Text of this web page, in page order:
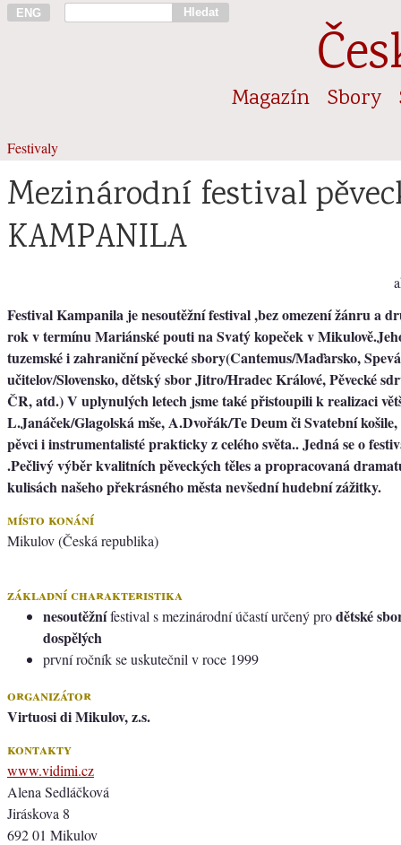
ENG Hledat
Magazín Sbory
Festivaly
Mezinárodní festival
KAMPANILA
Festival Kampanila je nesoutěžní festival ,bez omezení žánru a
rok v termínu Mariánské pouti na Svatý kopeček v
tuzemské i zahraniční pěvecké sbory(Cantemus/Maďarsko,
učitelov/Slovensko, dětský sbor Jitro/Hradec Králové, Pěvecké
ČR, atd.) V uplynulých letech jsme také přistoupili k realizaci
L.Janáček/Glagolská mše, A.Dvořák/Te Deum či Svatební
pěvci i instrumentalisté prakticky z celého světa.. Jedná se o
.Pečlivý výběr kvalitních pěveckých těles a propracovaná
kulisách našeho překrásného města nevšední hudební zážitky.
místo konání
Mikulov (Česká republika)
základní charakteristika
nesoutěžnífestival s mezinárodní účastí určený prodětské
dospělých
první ročník se uskutečnil v roce 1999
organizátor
Virtuosi di Mikulov, z.s.
kontakty
www.vidimi.cz
Alena Sedláčková
Jiráskova 8
692 01 Mikulov